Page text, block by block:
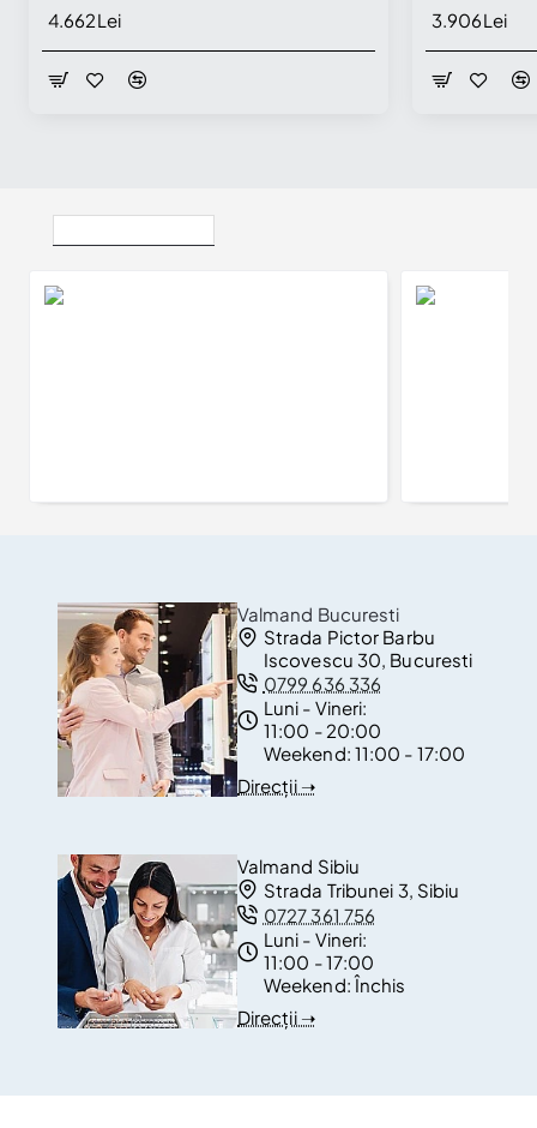
4.662Lei
3.906Lei
Valmand Bucuresti
Strada Pictor Barbu
Iscovescu 30, Bucuresti
0799 636 336
Luni - Vineri:
11:00 - 20:00
Weekend: 11:00 - 17:00
Direcții ➝
Valmand Sibiu
Strada Tribunei 3, Sibiu
0727 361 756
Luni - Vineri:
11:00 - 17:00
Weekend:Închis
Direcții ➝